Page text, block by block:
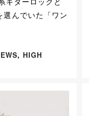
んでいた「ワン
, HIGH